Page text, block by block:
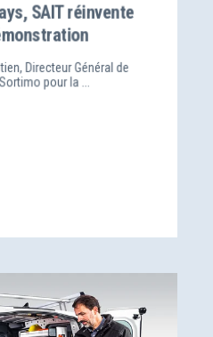
SAIT réinvente
Directeur Général de
pour la ...